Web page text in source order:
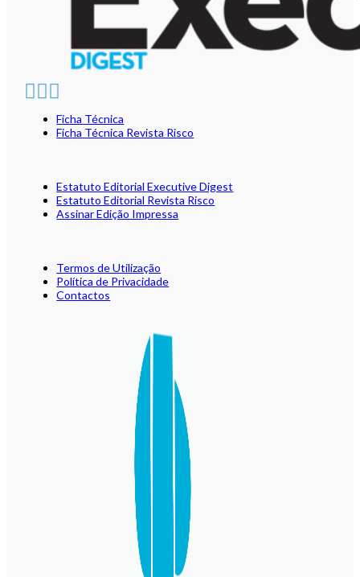
Ficha Técnica
Ficha Técnica Revista Risco
Estatuto Editorial Executive Digest
Estatuto Editorial Revista Risco
Assinar Edição Impressa
Termos de Utilização
Política de Privacidade
Contactos